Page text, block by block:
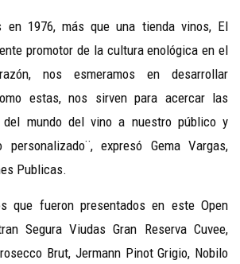
en 1976, más que una tienda vinos, El
promotor de la cultura enológica en el
nos esmeramos en desarrollar
estas, nos sirven para acercar las
del mundo del vino a nuestro público y
expresó Gema Vargas,
Publicas.
que fueron presentados en este Open
Segura Viudas Gran Reserva Cuvee,
Brut, Jermann Pinot Grigio, Nobilo